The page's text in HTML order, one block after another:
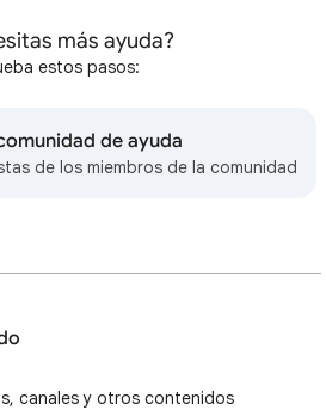
más ayuda?
estos pasos:
de ayuda
de los miembros de la comunidad
canales y otros contenidos